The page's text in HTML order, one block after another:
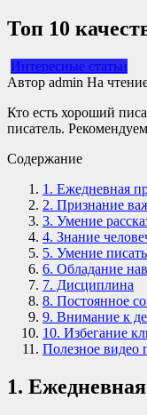
Топ 10
Интересные статьи
Автор admin На
Кто есть хороший
писатель.
Содержание
1. Ежедневная
2. Признание
3. Умение
4. Знание
5. Умение
6. Обладание
7. Дисциплина
8. Постоянное
9. Внимание к
10. Избегание
Полезное видео
1.